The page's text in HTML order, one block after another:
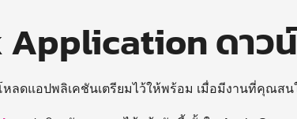
Application ดาว
ลดแอปพลิเคชันเตรียมไว้ให้พร้อม เมื่อมีงานที่คุณสน